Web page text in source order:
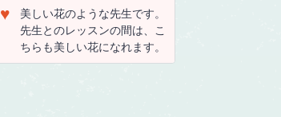
♥
美しい花のような先生です。
先生とのレッスンの間は、こ
ちらも美しい花になれます。